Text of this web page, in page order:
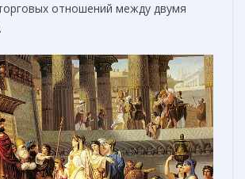
отношений между двумя